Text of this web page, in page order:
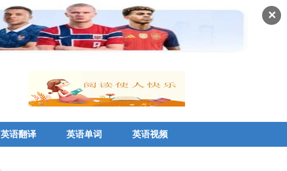
✕
英语翻译 英语单词 英语视频